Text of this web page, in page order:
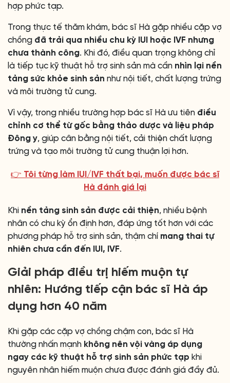
hợp phức tạp.
Trong thực tế thăm khám, bác sĩ Hà gặp nhiều cặp vợ
chồng đã trải qua nhiều chu kỳ IUI hoặc IVF nhưng
chưa thành công. Khi đó, điều quan trọng không chỉ
là tiếp tục kỹ thuật hỗ trợ sinh sản mà cần nhìn lại nền
tảng sức khỏe sinh sản như nội tiết, chất lượng trứng
và môi trường tử cung.
Vì vậy, trong nhiều trường hợp bác sĩ Hà ưu tiên điều
chỉnh cơ thể từ gốc bằng thảo dược và liệu pháp
Đông y, giúp cân bằng nội tiết, cải thiện chất lượng
trứng và tạo môi trường tử cung thuận lợi hơn.
👉 Tôi từng làm IUI/IVF thất bại, muốn được bác sĩ
Hà đánh giá lại
Khi nền tảng sinh sản được cải thiện, nhiều bệnh
nhân có chu kỳ ổn định hơn, đáp ứng tốt hơn với các
phương pháp hỗ trợ sinh sản, thậm chí mang thai tự
nhiên chưa cần đến IUI, IVF.
Giải pháp điều trị hiếm muộn tự
nhiên: Hướng tiếp cận bác sĩ Hà áp
dụng hơn 40 năm
Khi gặp các cặp vợ chồng chậm con, bác sĩ Hà
thường nhấn mạnh không nên vội vàng áp dụng
ngay các kỹ thuật hỗ trợ sinh sản phức tạp khi
nguyên nhân hiếm muộn chưa được đánh giá đầy đủ.